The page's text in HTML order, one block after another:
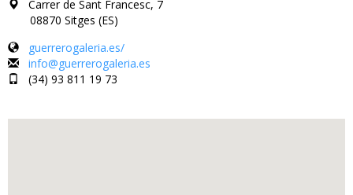
Carrer de Sant Francesc, 7
08870 Sitges (ES)
guerrerogaleria.es/
info@guerrerogaleria.es
(34) 93 811 19 73